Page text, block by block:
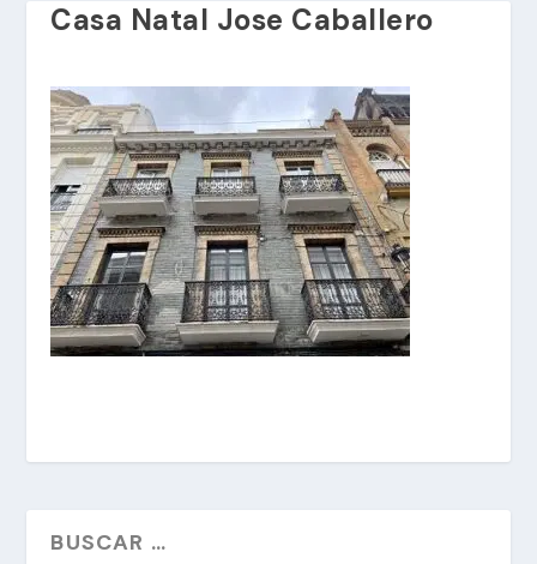
Casa Natal Jose Caballero